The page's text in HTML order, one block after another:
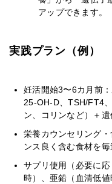
アップできます。
実践プラン（例）
妊活開始3〜6カ月前
25-OH-D、TSH/FT4
ン、コリンなど）＋
栄養カウンセリング
ンス良く含む食材を毎
サプリ使用（必要に
時）、亜鉛（血清低